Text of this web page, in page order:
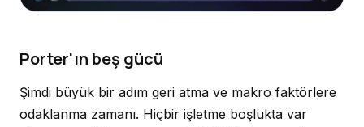
Porter'ın beş gücü
Şimdi büyük bir adım geri atma ve makro faktörlere
odaklanma zamanı. Hiçbir işletme boşlukta var